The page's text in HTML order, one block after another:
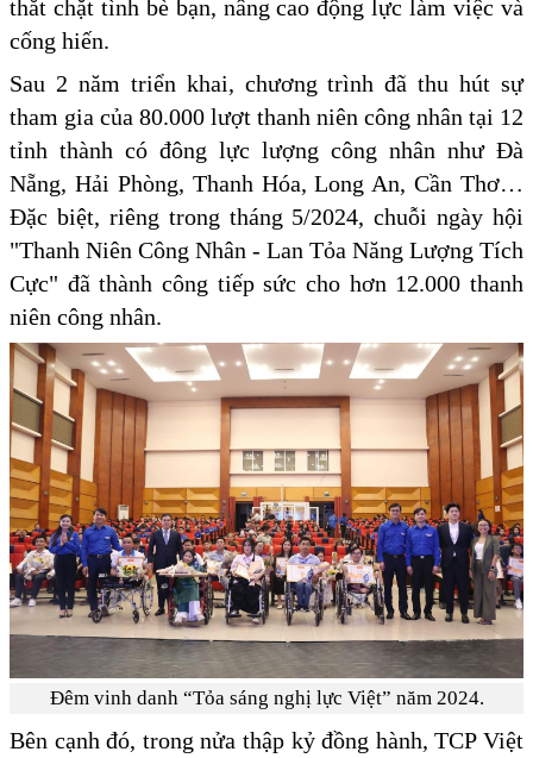
thắt chặt tình bè bạn, nâng cao động lực làm việc và
cống hiến.
Sau 2 năm triển khai, chương trình đã thu hút sự
tham gia của 80.000 lượt thanh niên công nhân tại 12
tỉnh thành có đông lực lượng công nhân như Đà
Nẵng, Hải Phòng, Thanh Hóa, Long An, Cần Thơ…
Đặc biệt, riêng trong tháng 5/2024, chuỗi ngày hội
"Thanh Niên Công Nhân - Lan Tỏa Năng Lượng Tích
Cực" đã thành công tiếp sức cho hơn 12.000 thanh
niên công nhân.
Đêm vinh danh “Tỏa sáng nghị lực Việt” năm 2024.
Bên cạnh đó, trong nửa thập kỷ đồng hành, TCP Việt